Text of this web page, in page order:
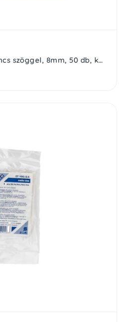
Home CHR 8 kábelbilincs szöggel, 8mm, 50 db, kerek vezetékhez